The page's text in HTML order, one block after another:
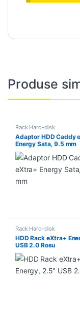
Produse
Rack Hard-disk
Adaptor HDD Caddy
Energy Sata, 9.5 mm
Rack Hard-disk
HDD Rack eXtra+
USB 2.0 Rosu